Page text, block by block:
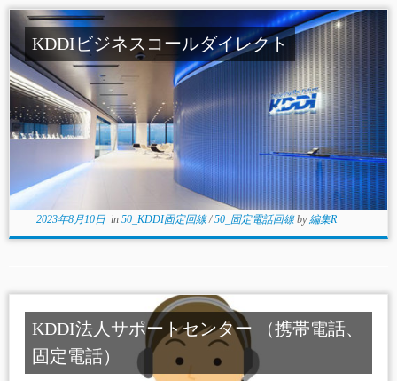
KDDIビジネスコールダイレクト
2023年8月10日in 50_KDDI固定回線/50_固定電話回線by編集R
KDDI法人サポートセンター （携帯電話、
固定電話）